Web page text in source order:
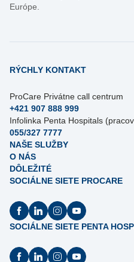
Európe.
RÝCHLY KONTAKT
ProCare Privátne call centrum
+421 907 888 999
Infolinka Penta Hospitals
055/327 7777
NAŠE SLUŽBY
O NÁS
DÔLEŽITÉ
SOCIÁLNE SIETE PROCARE
SOCIÁLNE SIETE PENTA